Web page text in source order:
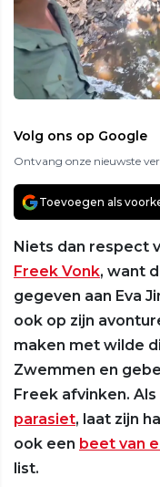
Volg ons op Google
Ontvang onze nieuwste
Toevoegen als
Niets dan respect
Freek Vonk, want
gegeven aan Eva
ook op zijn
maken met wilde
Zwemmen en
Freek afvinken.
parasiet, laat zijn
ook een beet van
list.